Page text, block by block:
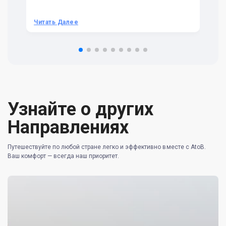
Читать Далее
Узнайте о других
Направлениях
Путешествуйте по любой стране легко и эффективно вместе с AtoB.
Ваш комфорт — всегда наш приоритет.